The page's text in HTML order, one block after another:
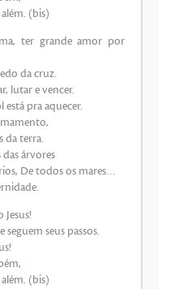
(bis)
ter grande amor por
da cruz.
lutar e vencer.
pra aquecer.
da terra.
árvores
De todos os mares…
seus passos.
(bis)